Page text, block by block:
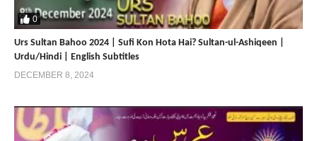
0
Urs Sultan Bahoo 2024 | Sufi Kon Hota Hai? Sultan-ul-Ashiqeen |
Urdu/Hindi | English Subtitles
DECEMBER 8, 2024